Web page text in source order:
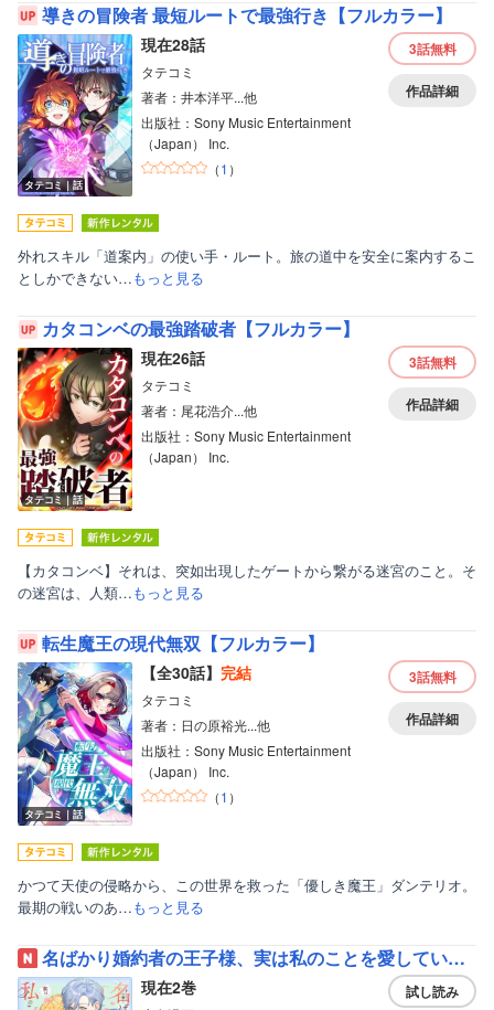
導きの冒険者 最短ルートで最強行き【フルカラー】
タテコミ｜話
現在28話
タテコミ
著者：井本洋平...他
出版社：Sony Music Entertainment
（Japan） Inc.
（1 ）
3話無料
作品詳細
外れスキル「道案内」の使い手・ルート。旅の道中を安全に案内するこ
としかできない…もっと見る
カタコンベの最強踏破者【フルカラー】
タテコミ｜話
現在26話
タテコミ
著者：尾花浩介...他
出版社：Sony Music Entertainment
（Japan） Inc.
3話無料
作品詳細
【カタコンベ】それは、突如出現したゲートから繋がる迷宮のこと。そ
の迷宮は、人類…もっと見る
転生魔王の現代無双【フルカラー】
タテコミ｜話
【全30話】 完結
タテコミ
著者：日の原裕光...他
出版社：Sony Music Entertainment
（Japan） Inc.
（1 ）
3話無料
作品詳細
かつて天使の侵略から、この世界を救った「優しき魔王」ダンテリオ。
最期の戦いのあ…もっと見る
名ばかり婚約者の王子様、実は私のことを愛していたらしい【単行本版】
現在2巻 試し読み
ボーイズラブ
ティーンズラブ